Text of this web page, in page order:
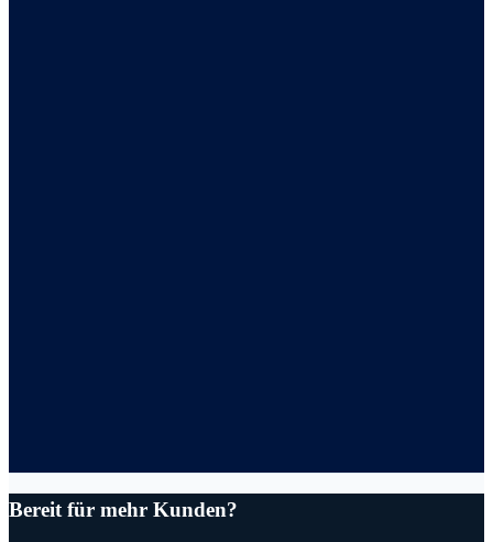
Bereit für mehr Kunden?